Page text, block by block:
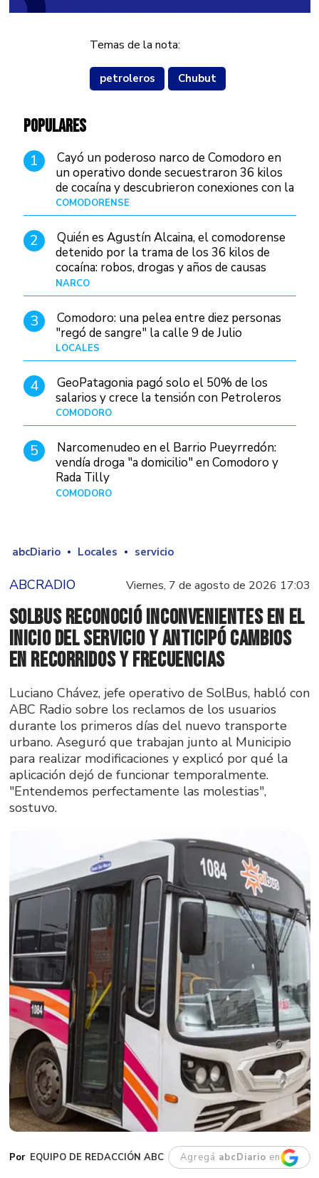
Temas de la nota:
petroleros Chubut
POPULARES
1
Cayó un poderoso narco de Comodoro en
un operativo donde secuestraron 36 kilos
de cocaína y descubrieron conexiones con la
Patagonia
COMODORENSE
2
Quién es Agustín Alcaina, el comodorense
detenido por la trama de los 36 kilos de
cocaína: robos, drogas y años de causas
judiciales
NARCO
3
Comodoro: una pelea entre diez personas
"regó de sangre" la calle 9 de Julio
LOCALES
4
GeoPatagonia pagó solo el 50% de los
salarios y crece la tensión con Petroleros
COMODORO
5
Narcomenudeo en el Barrio Pueyrredón:
vendía droga "a domicilio" en Comodoro y
Rada Tilly
COMODORO
abcDiario Locales servicio
ABCRADIO Viernes, 7 de agosto de 2026 17:03
SolBus reconoció inconvenientes en el
inicio del servicio y anticipó cambios
en recorridos y frecuencias
Luciano Chávez, jefe operativo de SolBus, habló con
ABC Radio sobre los reclamos de los usuarios
durante los primeros días del nuevo transporte
urbano. Aseguró que trabajan junto al Municipio
para realizar modificaciones y explicó por qué la
aplicación dejó de funcionar temporalmente.
"Entendemos perfectamente las molestias",
sostuvo.
EQUIPO DE REDACCIÓN ABC Agregá abcDiario en